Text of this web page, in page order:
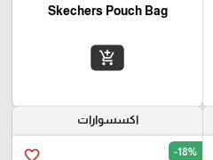
Skechers Pouch Bag
add_shopping_cart
اكسسوارات
favorite_border -18%